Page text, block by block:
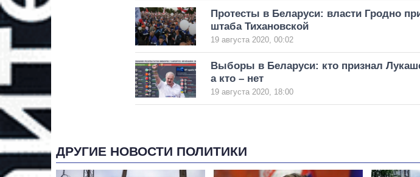
Протесты в Беларуси: власти Гродно
штаба Тихановской
19 августа 2020, 00:02
Выборы в Беларуси: кто признал
а кто – нет
19 августа 2020, 18:00
ДРУГИЕ НОВОСТИ ПОЛИТИКИ